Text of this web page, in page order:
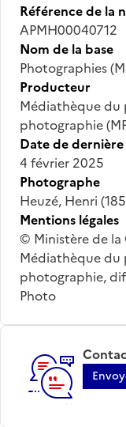
Référence de la
APMH00040712
Nom de la base
Photographies
Producteur
Médiathèque du
photographie
Date de
4 février 2025
Photographe
Heuzé, Henri
Mentions légales
© Ministère de la
Médiathèque du
photographie,
Photo